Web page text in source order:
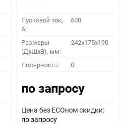
Пусковой ток,
A:
600
Размеры
(ДхШхВ), мм:
242x175x190
Полярность: 0
по запросу
Цена без ECOном скидки:
по запросу